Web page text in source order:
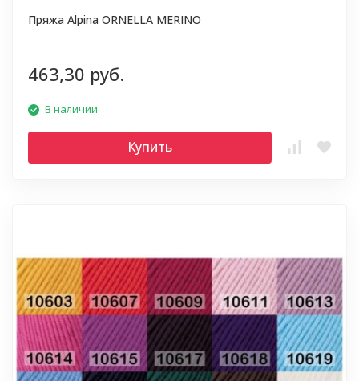
Пряжа Alpina ORNELLA MERINO
463,30 руб.
В наличии
Купить